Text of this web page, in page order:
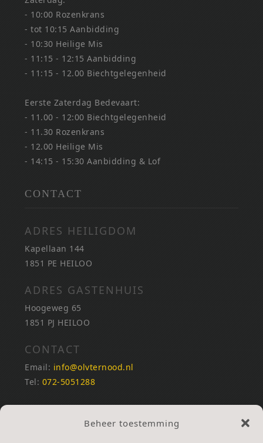
Beheer toestemming
- 10:00 Rozenkrans
- tot 10:15 Aanbidding
- 10:30 Heilige Mis
- 11:15 - 12:15 Aanbidding
- 11:15 - 12.00 Biechtgelegenheid
Eerste Zaterdag Bedevaart:
- 11.00 - 12:00 Biechtgelegenheid
- 11.30 Rozenkrans
- 12.00 Heilige Mis
- 14:15 - 15:30 Aanbidding & Lof
CONTACT
ADRES HEILIGDOM
Kapellaan 144
1851 PE HEILOO
ADRES GASTENHUIS
Hoogeweg 65
1851 PJ HEILOO
CONTACT
Email: info@olvternood.nl
Tel: 072-5051288
REKENINGNUMMERS
NL25INGB0000672168